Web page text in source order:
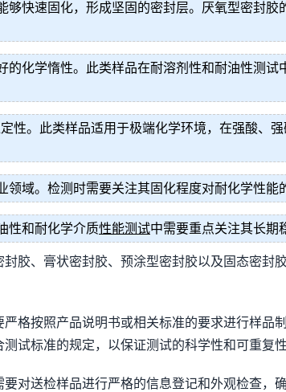
快速固化，形成坚固的密封层。厌氧型密封
化学惰性。此类样品在耐溶剂性和耐油性测试
性。此类样品适用于极端化学环境，在强酸、
域。检测时需要关注其固化程度对耐化学性能
性和耐化学介质性能测试中需要重点关注其长期
胶、膏状密封胶、预涂型密封胶以及固态密封
格按照产品说明书或相关标准的要求进行样品
试标准的规定，以保证测试的科学性和可重复性
对送检样品进行严格的信息登记和外观检查，